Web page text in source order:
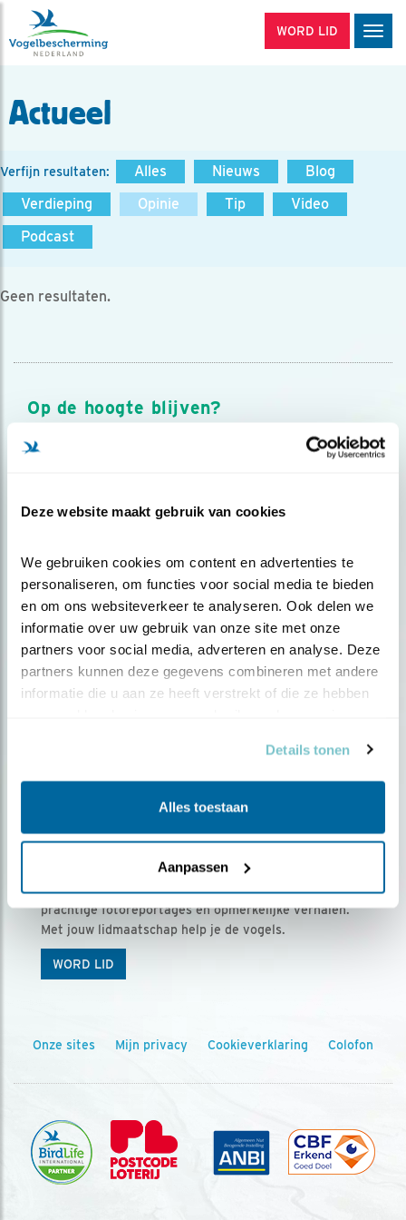
Deze website maakt gebruik van cookies
We gebruiken cookies om content en advertenties te
personaliseren, om functies voor social media te bieden
en om ons websiteverkeer te analyseren. Ook delen we
informatie over uw gebruik van onze site met onze
partners voor social media, adverteren en analyse. Deze
partners kunnen deze gegevens combineren met andere
informatie die u aan ze heeft verstrekt of die ze hebben
Details tonen
Alles toestaan
Aanpassen
WORD LID
Actueel
Verfijn resultaten: Alles Nieuws
Blog
Verdieping
Opinie Tip
Video
Podcast
Geen resultaten.
Op de hoogte blijven?
Meld je aan en ontvang nieuws, inspiratie, acties en tips
over vogels en activiteiten van Vogelbescherming.
Ontvang 5 x Vogels voor € 36,00 per jaar
Vogels is het tijdschrift voor onze leden, met
prachtige fotoreportages en opmerkelijke verhalen.
Met jouw lidmaatschap help je de vogels.
WORD LID
Onze sites Mijn privacy Cookieverklaring Colofon